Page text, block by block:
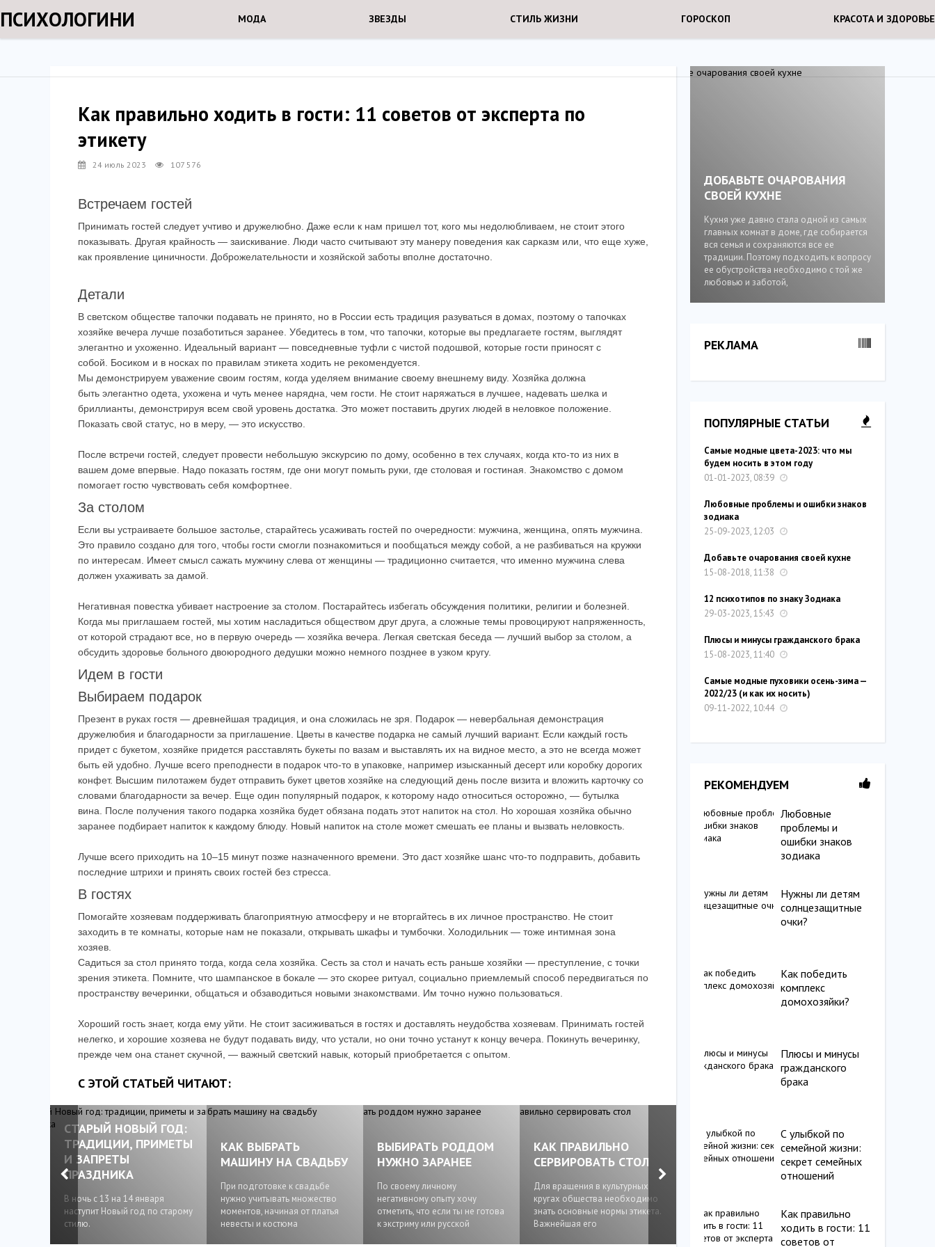
ПСИХОЛОГИНИ МОДА ЗВЕЗДЫ СТИЛЬ ЖИЗНИ ГОРОСКОП КРАСОТА И ЗДОРОВЬЕ
Как правильно ходить в гости: 11 советов от эксперта по
этикету
24 июль 2023 107 576
Встречаем гостей
Принимать гостей следует учтиво и дружелюбно. Даже если к нам пришел тот, кого мы недолюбливаем, не стоит этого
показывать. Другая крайность — заискивание. Люди часто считывают эту манеру поведения как сарказм или, что еще хуже,
как проявление циничности. Доброжелательности и хозяйской заботы вполне достаточно.
Детали
В светском обществе тапочки подавать не принято, но в России есть традиция разуваться в домах, поэтому о тапочках
хозяйке вечера лучше позаботиться заранее. Убедитесь в том, что тапочки, которые вы предлагаете гостям, выглядят
элегантно и ухоженно. Идеальный вариант — повседневные туфли с чистой подошвой, которые гости приносят с
собой. Босиком и в носках по правилам этикета ходить не рекомендуется.
Мы демонстрируем уважение своим гостям, когда уделяем внимание своему внешнему виду. Хозяйка должна
быть элегантно одета, ухожена и чуть менее нарядна, чем гости. Не стоит наряжаться в лучшее, надевать шелка и
бриллианты, демонстрируя всем свой уровень достатка. Это может поставить других людей в неловкое положение.
Показать свой статус, но в меру, — это искусство.
После встречи гостей, следует провести небольшую экскурсию по дому, особенно в тех случаях, когда кто-то из них в
вашем доме впервые. Надо показать гостям, где они могут помыть руки, где столовая и гостиная. Знакомство с домом
помогает гостю чувствовать себя комфортнее.
За столом
Если вы устраиваете большое застолье, старайтесь усаживать гостей по очередности: мужчина, женщина, опять мужчина.
Это правило создано для того, чтобы гости смогли познакомиться и пообщаться между собой, а не разбиваться на кружки
по интересам. Имеет смысл сажать мужчину слева от женщины — традиционно считается, что именно мужчина слева
должен ухаживать за дамой.
Негативная повестка убивает настроение за столом. Постарайтесь избегать обсуждения политики, религии и болезней.
Когда мы приглашаем гостей, мы хотим насладиться обществом друг друга, а сложные темы провоцируют напряженность,
от которой страдают все, но в первую очередь — хозяйка вечера. Легкая светская беседа — лучший выбор за столом, а
обсудить здоровье больного двоюродного дедушки можно немного позднее в узком кругу.
Идем в гости
Выбираем подарок
Презент в руках гостя — древнейшая традиция, и она сложилась не зря. Подарок — невербальная демонстрация
дружелюбия и благодарности за приглашение. Цветы в качестве подарка не самый лучший вариант. Если каждый гость
придет с букетом, хозяйке придется расставлять букеты по вазам и выставлять их на видное место, а это не всегда может
быть ей удобно. Лучше всего преподнести в подарок что-то в упаковке, например изысканный десерт или коробку дорогих
конфет. Высшим пилотажем будет отправить букет цветов хозяйке на следующий день после визита и вложить карточку со
словами благодарности за вечер. Еще один популярный подарок, к которому надо относиться осторожно, — бутылка
вина. После получения такого подарка хозяйка будет обязана подать этот напиток на стол. Но хорошая хозяйка обычно
заранее подбирает напиток к каждому блюду. Новый напиток на столе может смешать ее планы и вызвать неловкость.
Лучше всего приходить на 10–15 минут позже назначенного времени. Это даст хозяйке шанс что-то подправить, добавить
последние штрихи и принять своих гостей без стресса.
В гостях
Помогайте хозяевам поддерживать благоприятную атмосферу и не вторгайтесь в их личное пространство. Не стоит
заходить в те комнаты, которые нам не показали, открывать шкафы и тумбочки. Холодильник — тоже интимная зона
хозяев.
Садиться за стол принято тогда, когда села хозяйка. Сесть за стол и начать есть раньше хозяйки — преступление, с точки
зрения этикета. Помните, что шампанское в бокале — это скорее ритуал, социально приемлемый способ передвигаться по
пространству вечеринки, общаться и обзаводиться новыми знакомствами. Им точно нужно пользоваться.
Хороший гость знает, когда ему уйти. Не стоит засиживаться в гостях и доставлять неудобства хозяевам. Принимать гостей
нелегко, и хорошие хозяева не будут подавать виду, что устали, но они точно устанут к концу вечера. Покинуть вечеринку,
прежде чем она станет скучной, — важный светский навык, который приобретается с опытом.
С ЭТОЙ СТАТЬЕЙ ЧИТАЮТ:
СТАРЫЙ НОВЫЙ ГОД:
ТРАДИЦИИ, ПРИМЕТЫ
И ЗАПРЕТЫ
ПРАЗДНИКА
В ночь с 13 на 14 января
наступит Новый год по старому
стилю.
КАК ВЫБРАТЬ
МАШИНУ НА СВАДЬБУ
При подготовке к свадьбе
нужно учитывать множество
моментов, начиная от платья
невесты и костюма
ВЫБИРАТЬ РОДДОМ
НУЖНО ЗАРАНЕЕ
По своему личному
негативному опыту хочу
отметить, что если ты не готова
к экстриму или русской
КАК ПРАВИЛЬНО
СЕРВИРОВАТЬ СТОЛ
Для вращения в культурных
кругах общества необходимо
знать основные нормы этикета.
Важнейшая его
СТАРЫЙ НОВЫЙ ГОД:
ТРАДИЦИИ, ПРИМЕТЫ
И ЗАПРЕТЫ
наступит Новый год по старому
стилю.
КАК ВЫБРАТЬ
МАШИНУ НА
моментов, начиная
невесты и костюма
ДОБАВЬТЕ ОЧАРОВАНИЯ
СВОЕЙ КУХНЕ
Кухня уже давно стала одной из самых
главных комнат в доме, где собирается
вся семья и сохраняются все ее
традиции. Поэтому подходить к вопросу
ее обустройства необходимо с той же
любовью и заботой,
РЕКЛАМА
ПОПУЛЯРНЫЕ СТАТЬИ
Самые модные цвета-2023: что мы
будем носить в этом году
01-01-2023, 08:39
Любовные проблемы и ошибки знаков
зодиака
25-09-2023, 12:03
Добавьте очарования своей кухне
15-08-2018, 11:38
12 психотипов по знаку Зодиака
29-03-2023, 15:43
Плюсы и минусы гражданского брака
15-08-2023, 11:40
Самые модные пуховики осень-зима —
2022/23 (и как их носить)
09-11-2022, 10:44
РЕКОМЕНДУЕМ
Любовные
проблемы и
ошибки знаков
зодиака
Нужны ли детям
солнцезащитные
очки?
Как победить
комплекс
домохозяйки?
Плюсы и минусы
гражданского
брака
С улыбкой по
семейной жизни:
секрет семейных
отношений
Как правильно
ходить в гости: 11
советов от